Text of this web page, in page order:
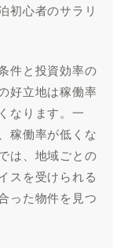
初心者のサラリ
件と投資効率の
好立地は稼働率
なります。一
稼働率が低くな
は、地域ごとの
スを受けられる
った物件を見つ